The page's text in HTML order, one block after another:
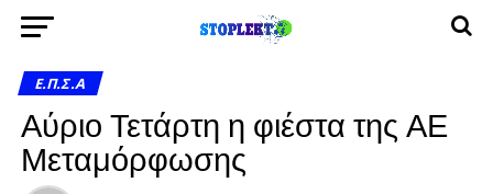
Ε.Π.Σ.Α
Αύριο Τετάρτη η φιέστα της ΑΕ
Μεταμόρφωσης